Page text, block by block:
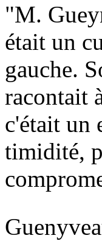
"M.
était un
gauche.
racontait
c'était un
timidité,